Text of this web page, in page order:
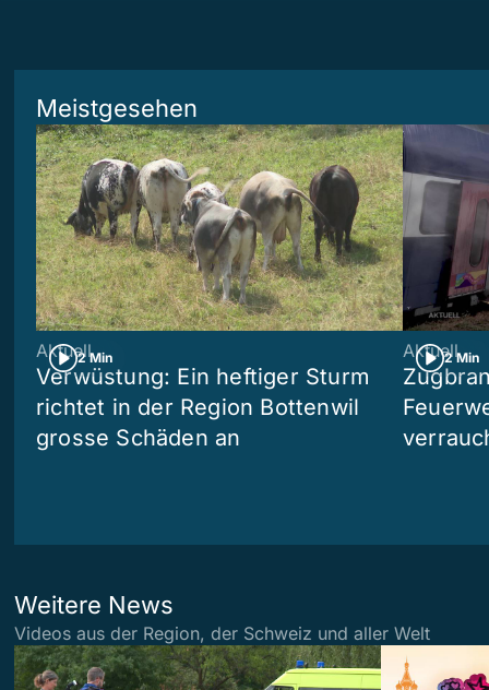
Meistgesehen
2 Min
Aktuell
Verwüstung: Ein heftiger Sturm
richtet in der Region Bottenwil
grosse Schäden an
2 Min
Aktuell
Weitere News
Videos aus der Region, der Schweiz und aller Welt